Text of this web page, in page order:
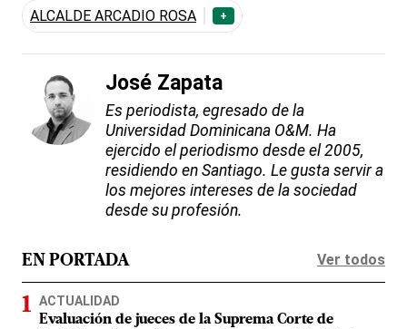
ALCALDE ARCADIO ROSA +
José Zapata
Es periodista, egresado de la
Universidad Dominicana O&M. Ha
ejercido el periodismo desde el 2005,
residiendo en Santiago. Le gusta servir a
los mejores intereses de la sociedad
desde su profesión.
EN PORTADA Ver todos
ACTUALIDAD
Evaluación de jueces de la Suprema Corte de